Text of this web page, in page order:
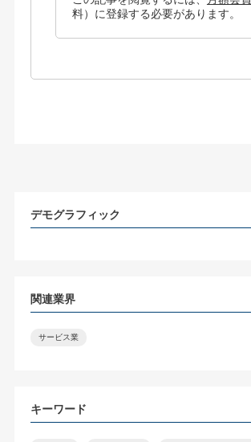
料）に登録する必要があります。
デモグラフィック
関連業界
サービス業
キーワード